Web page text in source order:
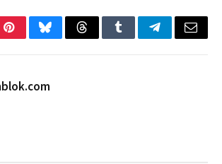
PinterestBlueskyThreadsTumblrTelegramEmail